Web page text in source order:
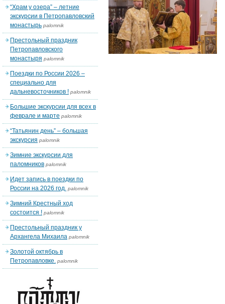
“Храм у озера” – летние
экскурсии в Петропавловский
монастырь palomnik
Престольный праздник
Петропавловского
монастыря palomnik
Поездки по России 2026 –
специально для
дальневосточников ! palomnik
Большие экскурсии для всех в
феврале и марте palomnik
“Татьянин день” – большая
экскурсия palomnik
Зимние экскурсии для
паломников palomnik
Идет запись в поездки по
России на 2026 год. palomnik
Зимний Крестный ход
состоится ! palomnik
Престольный праздник у
Архангела Михаила palomnik
Золотой октябрь в
Петропавловке. palomnik